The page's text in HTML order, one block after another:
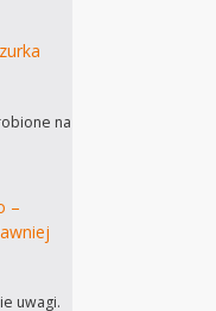
na
–
uwagi.